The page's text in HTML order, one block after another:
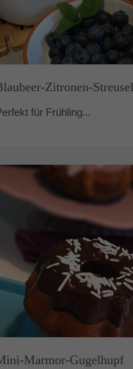
Zitronen-Streusel
für Frühling...
Marmor-Gugelhupf